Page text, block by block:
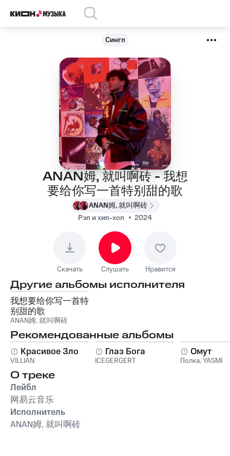
Сингл
ANAN姆, 就叫啊砖 - 我想
要给你写一首特别甜的歌
ANAN姆, 就叫啊砖
Рэп и хип-хоп
2024
Скачать Слушать Нравится
Другие альбомы исполнителя
我想要给你写一首特
别甜的歌
ANAN姆,就叫啊砖
Рекомендованные альбомы
Красивое Зло
VILLIAN
Глаз Бога
ICEGERGERT
Омут
Полка,YASMI
О треке
Лейбл
网易云音乐
Исполнитель
ANAN姆, 就叫啊砖